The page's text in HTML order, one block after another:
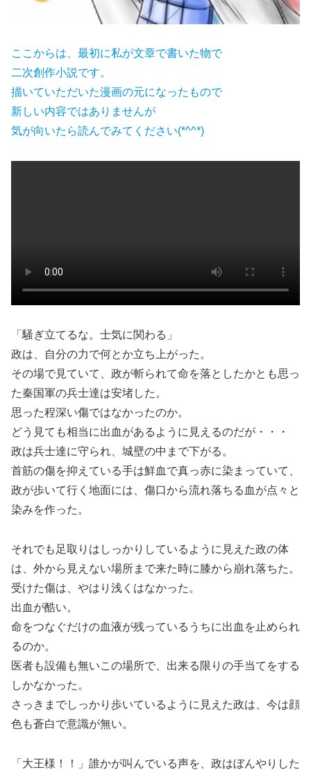
ここからは、最初に私が文章で書いた物で
二次創作小説です。
描いていただいた漫画の元になったもので
新しい内容ではありませんが
気が向いたら読んでみてください(*^^*)
「騒ぎ立てるな。士気に関わる」
政は、自分の力で何とか立ち上がった。
その場で見ていて、政が斬られて命を落としたかとも思っ
た秦国軍の兵士達は安堵した。
思った程深い傷ではなかったのか。
どう見ても相当に出血があるように見えるのだが・・・
政は兵士達に守られ、城壁の中まで下がる。
首筋の傷を抑えている手は鮮血で真っ赤に染まっていて、
政が歩いて行く地面には、傷口から流れ落ちる血が点々と
染みを作った。
それでも足取りはしっかりしているように見えた政の体
は、外から見えない場所まで来た時に膝から崩れ落ちた。
受けた傷は、やはり浅くはなかった。
出血が酷い。
命をつなぐだけの血液が残っているうちに出血を止められ
るのか。
医者も設備も無いこの場所で、出来る限りの手当てをする
しかなかった。
さっきまでしっかり歩いているように見えた政は、今は顔
色も蒼白で意識が無い。
「大王様！！」誰かが叫んでいる声を、政はぼんやりした